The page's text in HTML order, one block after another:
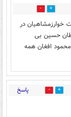
0
در
حسین بی
افغان همه
13 پاسخ